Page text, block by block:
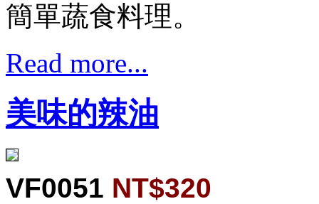
簡單蔬食料理。
Read more...
美味的辣油
VF0051 NT$320